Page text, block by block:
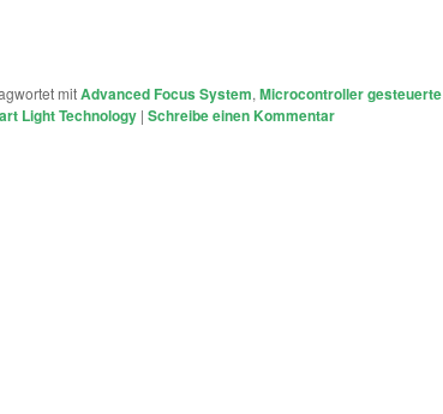
mitAdvanced Focus System, Microcontroller gesteuerte
Light Technology | Schreibe einen Kommentar